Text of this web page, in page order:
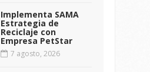
Implementa SAMA
Estrategia de
Reciclaje con
Empresa PetStar
7 agosto, 2026